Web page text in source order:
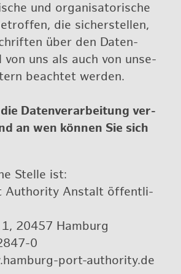
und or­ga­ni­sa­to­ri­sche
die si­cher­stel­len,
über den Da­ten­
von uns als auch von un­se­
be­ach­tet wer­den.
Da­ten­ver­ar­bei­tung ver­
an wen kön­nen Sie sich
Stel­le ist:
Aut­ho­ri­ty An­stalt öf­fent­li­
20457 Ham­burg
0
​port-​authority.​de